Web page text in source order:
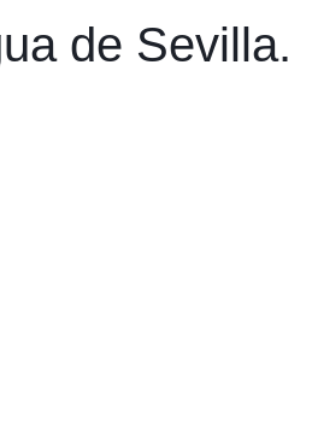
de Sevilla.